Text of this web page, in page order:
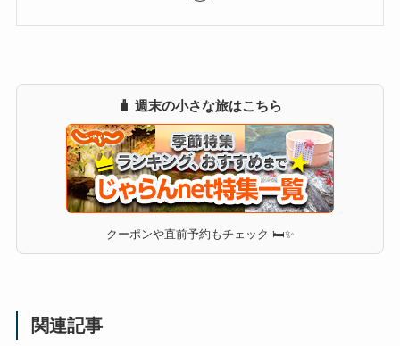
🧳 週末の小さな旅はこちら
クーポンや直前予約もチェック 🛏✨
関連記事